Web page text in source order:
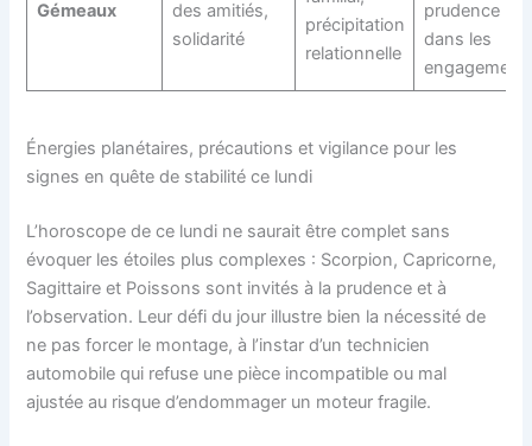
Gémeaux
des amitiés,
solidarité
précipitation
relationnelle
prudence
dans les
Énergies planétaires, précautions et vigilance pour les
signes en quête de stabilité ce lundi
L’horoscope de ce lundi ne saurait être complet sans
évoquer les étoiles plus complexes : Scorpion, Capricorne,
Sagittaire et Poissons sont invités à la prudence et à
l’observation. Leur défi du jour illustre bien la nécessité de
ne pas forcer le montage, à l’instar d’un technicien
automobile qui refuse une pièce incompatible ou mal
ajustée au risque d’endommager un moteur fragile.